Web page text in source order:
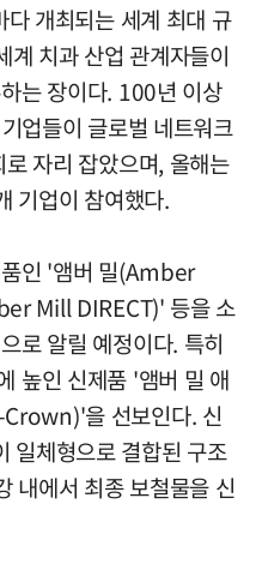
개최되는 세계 최대 규
계 치과 산업 관계자들이
는 장이다. 100년 이상
업들이 글로벌 네트워크
자리 잡았으며, 올해는
기업이 참여했다.
인 '앰버 밀(Amber
Mill DIRECT)' 등을 소
로 알릴 예정이다. 특히
높인 신제품 '앰버 밀 애
을 선보인다. 신
일체형으로 결합된 구조
내에서 최종 보철물을 신